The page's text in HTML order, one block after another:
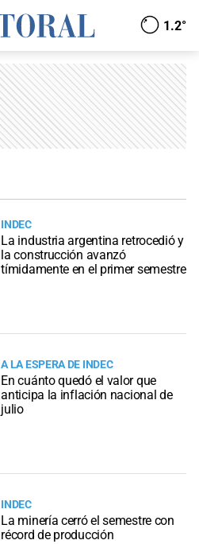
1.2°
INDEC
La industria argentina retrocedió y
la construcción avanzó
tímidamente en el primer semestre
A LA ESPERA DE INDEC
En cuánto quedó el valor que
anticipa la inflación nacional de
julio
INDEC
La minería cerró el semestre con
récord de producción